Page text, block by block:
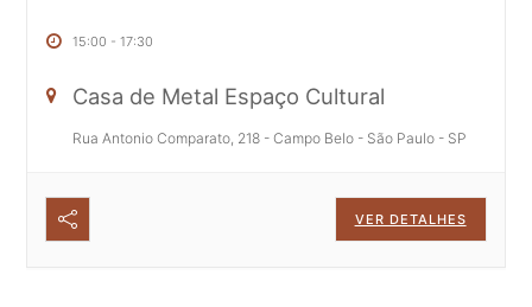
15:00 -17:30
Casa de Metal Espaço Cultural
Rua Antonio Comparato, 218 - Campo Belo - São Paulo - SP
VER DETALHES